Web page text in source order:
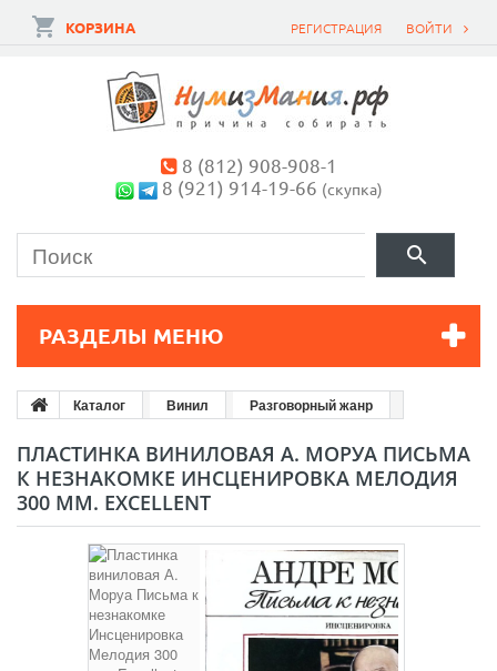
ВОЙТИ
РЕГИСТРАЦИЯ
КОРЗИНА
8 (812) 908-908-1
8 (921) 914-19-66 (скупка)
РАЗДЕЛЫ МЕНЮ
Каталог Винил Разговорный жанр
ПЛАСТИНКА ВИНИЛОВАЯ А. МОРУА ПИСЬМА
К НЕЗНАКОМКЕ ИНСЦЕНИРОВКА МЕЛОДИЯ
300 ММ. EXCELLENT